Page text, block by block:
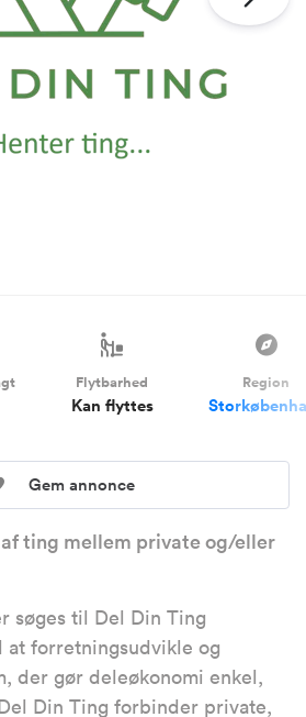
Flytbarhed
Kan flyttes
Region
Gem annonce
ting mellem private og/eller
søges til Del Din Ting
forretningsudvikle og
der gør deleøkonomi enkel,
Din Ting forbinder private,